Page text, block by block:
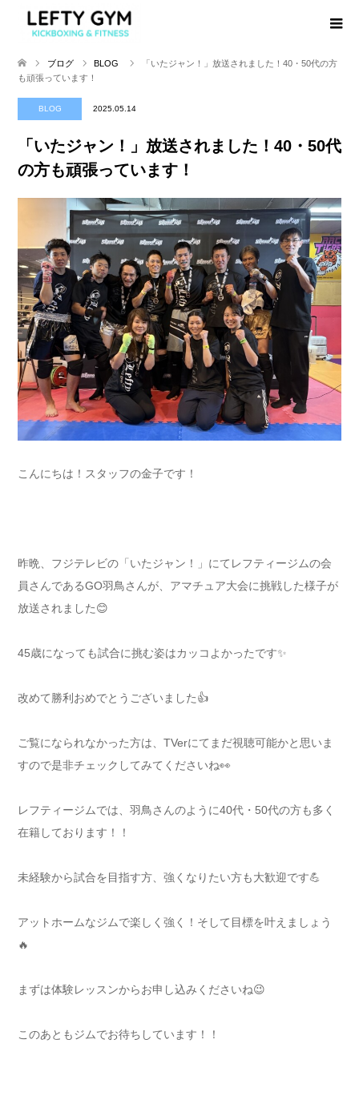
ブログ BLOG
「いたジャン！」放送されました！40・50代の方
も頑張っています！
BLOG 2025.05.14
「いたジャン！」放送されました！40・50代
の方も頑張っています！
こんにちは！スタッフの金子です！
昨晩、フジテレビの「いたジャン！」にてレフティージムの会
員さんであるGO羽鳥さんが、アマチュア大会に挑戦した様子が
放送されました😊
45歳になっても試合に挑む姿はカッコよかったです✨
改めて勝利おめでとうございました👍
ご覧になられなかった方は、TVerにてまだ視聴可能かと思いま
すので是非チェックしてみてくださいね👀
レフティージムでは、羽鳥さんのように40代・50代の方も多く
在籍しております！！
未経験から試合を目指す方、強くなりたい方も大歓迎です💪
アットホームなジムで楽しく強く！そして目標を叶えましょう
🔥
まずは体験レッスンからお申し込みくださいね😉
このあともジムでお待ちしています！！